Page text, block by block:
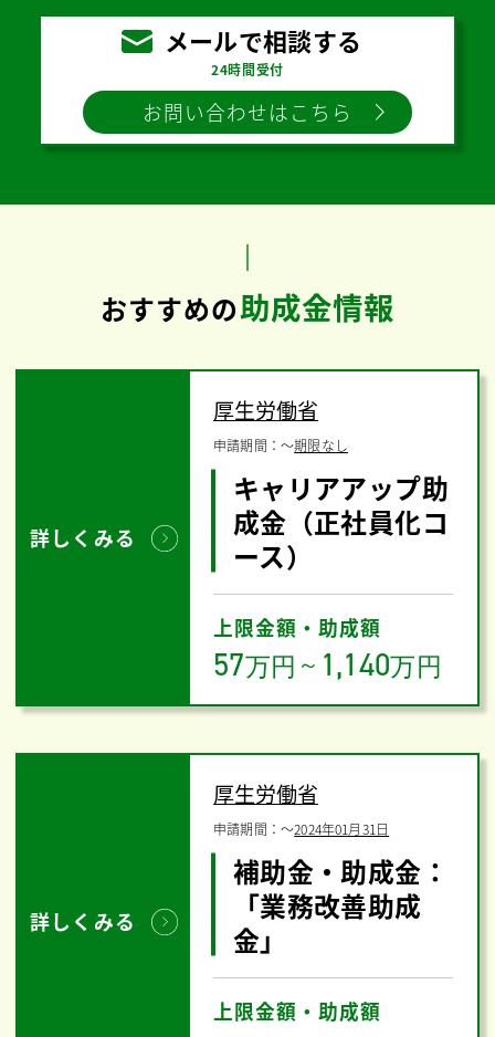
メールで相談する
24時間受付
お問い合わせはこちら
おすすめの助成金情報
詳しくみる
厚生労働省
申請期間：〜期限なし
キャリアアップ助
成金（正社員化コ
ース）
上限金額・助成額
57万円 ～ 1,140万円
詳しくみる
厚生労働省
申請期間：〜2024年01月31日
補助金・助成金：
「業務改善助成
金」
上限金額・助成額